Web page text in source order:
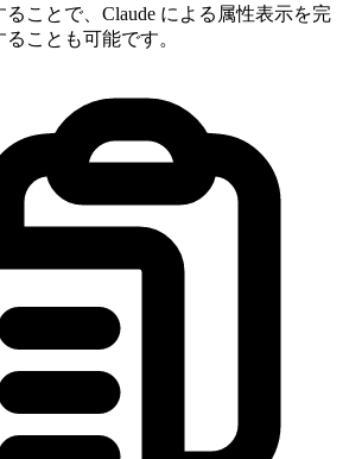
ことで、Claude による属性表示を完
ことも可能です。